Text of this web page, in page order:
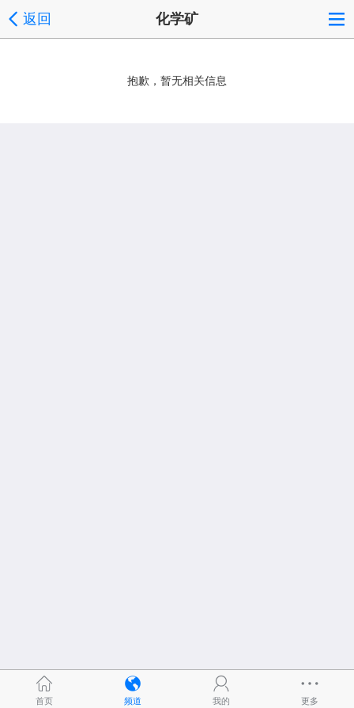
返回 化学矿
抱歉，暂无相关信息
首页 频道 我的 更多